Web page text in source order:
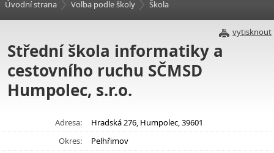
Úvodní strana Volba podle školy Škola
vytisknout
Střední škola informatiky a
cestovního ruchu SČMSD
Humpolec, s.r.o.
Adresa:
Hradská 276, Humpolec, 39601
Okres:
Pelhřimov